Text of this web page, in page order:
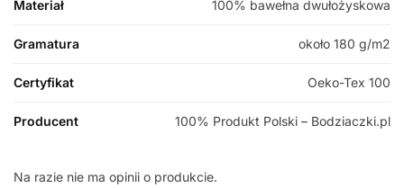
Materiał 100% bawełna dwułożyskowa
Gramatura około 180 g/m2
Certyfikat Oeko-Tex 100
Producent 100% Produkt Polski – Bodziaczki.pl
Na razie nie ma opinii o produkcie.